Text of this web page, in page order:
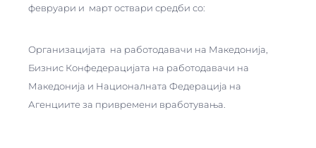
февруари и март оствари средби со:
Организацијата на работодавачи на Македонија,
Бизнис Конфедерацијата на работодавачи на
Македонија и Националната Федерација на
Агенциите за привремени вработувања.